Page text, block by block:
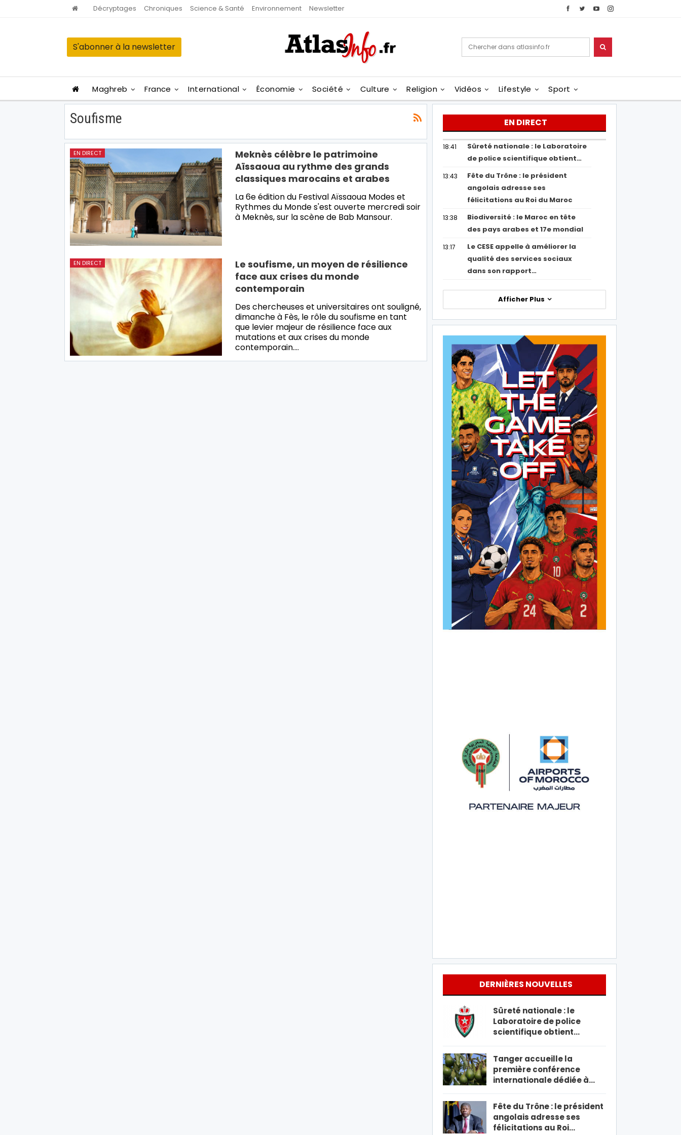
Décryptages Chroniques Science & Santé Environnement Newsletter
S'abonner à la newsletter
Maghreb France International Économie Société Culture Religion Vidéos Lifestyle Sport
Soufisme
EN DIRECT
Meknès célèbre le patrimoine
Aïssaoua au rythme des grands
classiques marocains et arabes
La 6e édition du Festival Aïssaoua Modes et
Rythmes du Monde s'est ouverte mercredi soir
à Meknès, sur la scène de Bab Mansour.
EN DIRECT
Le soufisme, un moyen de résilience
face aux crises du monde
contemporain
Des chercheuses et universitaires ont souligné,
dimanche à Fès, le rôle du soufisme en tant
que levier majeur de résilience face aux
mutations et aux crises du monde
contemporain.…
EN DIRECT
18:41
Sûreté nationale : le Laboratoire
de police scientifique obtient…
13:43
Fête du Trône : le président
angolais adresse ses
félicitations au Roi du Maroc
13:38
Biodiversité : le Maroc en tête
des pays arabes et 17e mondial
13:17
Le CESE appelle à améliorer la
qualité des services sociaux
dans son rapport…
Afficher Plus
DERNIÈRES NOUVELLES
Sûreté nationale : le
Laboratoire de police
scientifique obtient…
Tanger accueille la
première conférence
internationale dédiée à…
Fête du Trône : le président
angolais adresse ses
félicitations au Roi…